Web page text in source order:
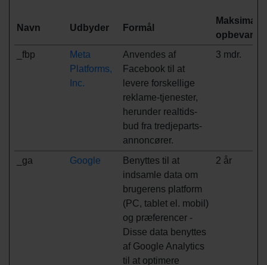
Navn Udbyder Formål
Maksimal
_fbp
Meta
Platforms,
Inc.
Anvendes af
Facebook til at
levere forskellige
reklame-tjenester,
herunder realtids-
bud fra tredjeparts-
annoncører.
3 mdr.
_ga Google
Benyttes til at
indsamle data om
brugerens platform
(PC, tablet el. mobil)
og præferencer -
Disse data benyttes
af Google Analytics
til at optimere
2 år